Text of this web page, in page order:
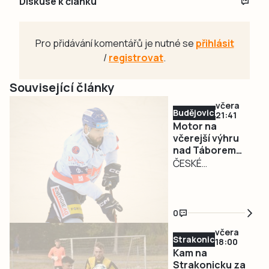
Pro přidávání komentářů je nutné se přihlásit
/registrovat.
Související články
Budějovicko
včera
21:41
Motor na
včerejší výhru
nad Táborem
nenavázal. Doma
ČESKÉ
přišlo vystřízlivění.
Hokejisté Banes
Motoru České
Budějovice dnes
ve druhém
0
Strakonicko
včera
18:00
Kam na
Strakonicku za